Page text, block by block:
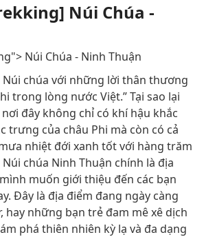
Núi Chúa -
Núi Chúa - Ninh Thuận
Núi chúa với những lời thân thương
trong lòng nước Việt.” Tại sao lại
đây không chỉ có khí hậu khắc
trưng của châu Phi mà còn có cả
nhiệt đới xanh tốt với hàng trăm
chúa Ninh Thuận chính là địa
muốn giới thiệu đến các bạn
Đây là địa điểm đang ngày càng
hay những bạn trẻ đam mê xê dịch
phá thiên nhiên kỳ lạ và đa dạng